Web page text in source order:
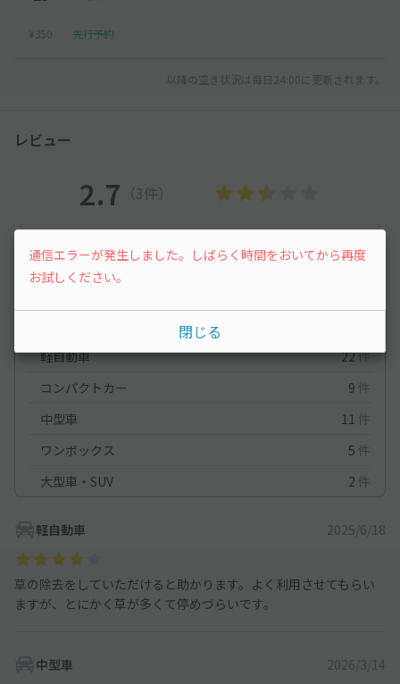
¥350 先行予約
以降の空き状況は毎日24:00に更新されます。
レビュー
2.7 （3件）
停めやすさ
1.3 駐車料金
5
軽自動車
22件
コンパクトカー
9 件
中型車
11 件
ワンボックス
5 件
大型車・SUV
2 件
軽自動車 2025/6/18
草の除去をしていただけると助かります。よく利用させてもらい
ますが、とにかく草が多くて停めづらいです。
中型車 2026/3/14
通信エラーが発生しました。しばらく時間をおいてから再度
お試しください。
閉じる